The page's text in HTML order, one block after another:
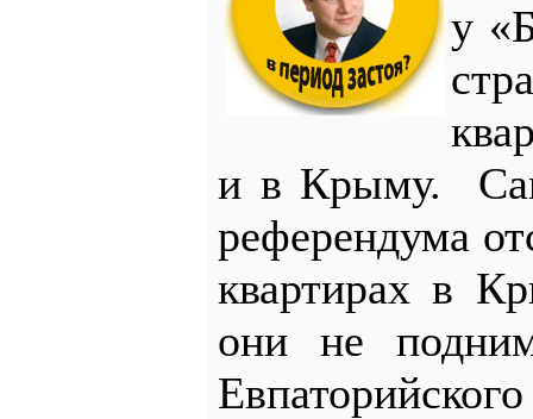
у
и в Крыму.
референдума
квартирах в
они не